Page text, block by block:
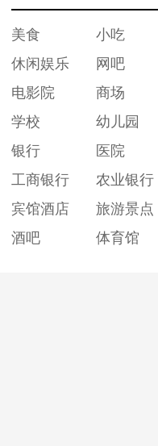
美食 小吃
休闲娱乐
网吧
电影院
商场
学校
幼儿园
银行
医院
工商银行
农业银行
宾馆酒店
旅游景点
酒吧
体育馆